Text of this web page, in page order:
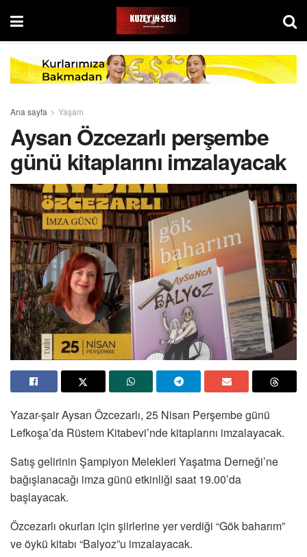
Ana sayfa Yaşam
Aysan Özcezarlı perşembe
günü kitaplarını imzalayacak
Yazar-şair Aysan Özcezarlı, 25 Nisan Perşembe günü
Lefkoşa’da Rüstem Kitabevi’nde kitaplarını imzalayacak.
Satış gelirinin Şampiyon Melekleri Yaşatma Derneği’ne
bağışlanacağı imza günü etkinliği saat 19.00’da
başlayacak.
Özcezarlı okurları için şiirlerine yer verdiği “Gök baharım”
ve öykü kitabı “Balyoz”u imzalayacak.